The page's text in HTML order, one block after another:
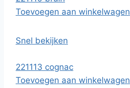
Toevoegen aan winkelwagen
Snel bekijken
221113 cognac
Toevoegen aan winkelwagen